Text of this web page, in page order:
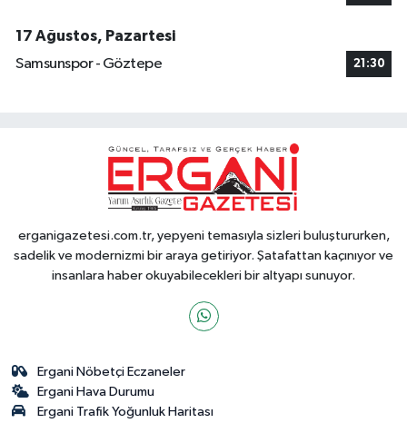
17 Ağustos, Pazartesi
Samsunspor - Göztepe
21:30
erganigazetesi.com.tr, yepyeni temasıyla sizleri buluştururken,
sadelik ve modernizmi bir araya getiriyor. Şatafattan kaçınıyor ve
insanlara haber okuyabilecekleri bir altyapı sunuyor.
Ergani Nöbetçi Eczaneler
Ergani Hava Durumu
Ergani Trafik Yoğunluk Haritası